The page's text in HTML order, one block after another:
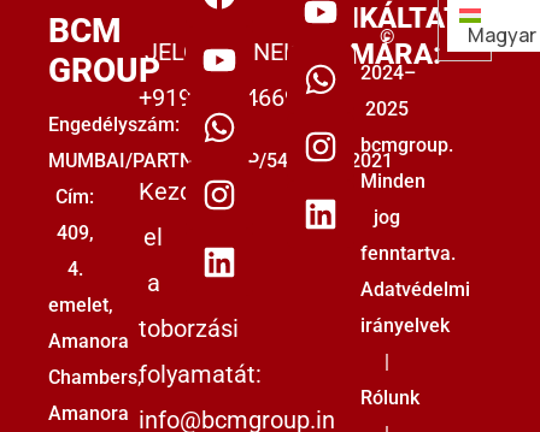
BCM
GROUP
Engedélyszám:
MUMBAI/PARTNERSHIP/5493853/2021
Cím:
409,
4.
emelet,
Amanora
Chambers,
Amanora
JELÖLTEKNEK:
+919555446699
Kezdje
el
a
toborzási
folyamatát:
info@bcmgroup.in
MUNKÁLTATÓK
SZÁMÁRA:
©
2024–
2025
bcmgroup.
Minden
jog
fenntartva.
Adatvédelmi
irányelvek
|
Rólunk
Magyar